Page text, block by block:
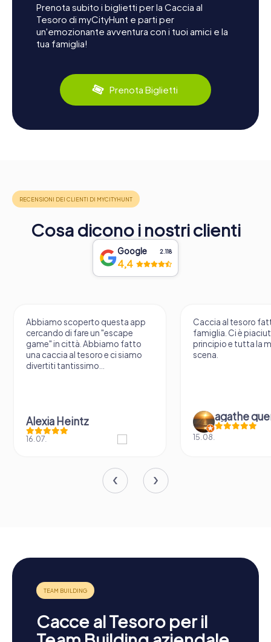
Prenota subito i biglietti per la Caccia al
Tesoro di myCityHunt e parti per
un'emozionante avventura con i tuoi amici e la
tua famiglia!
Prenota Biglietti
Cosa dicono i nostri clienti
Google 2.118
4,4
Abbiamo scoperto questa app
cercando di fare un "escape
game" in città. Abbiamo fatto
una caccia al tesoro e ci siamo
divertiti tantissimo...
Alexia Heintz
16.07.
Caccia al tesoro
famiglia. Ci è
principio e tutta la
scena.
agathe
15.08.
Cacce al Tesoro per il